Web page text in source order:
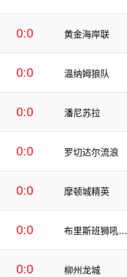
0:0 黄金海岸联
0:0 温纳姆狼队
0:0 潘尼苏拉
0:0 罗切达尔流浪
0:0 摩顿城精英
0:0
布里斯班狮吼青
0:0 柳州龙城